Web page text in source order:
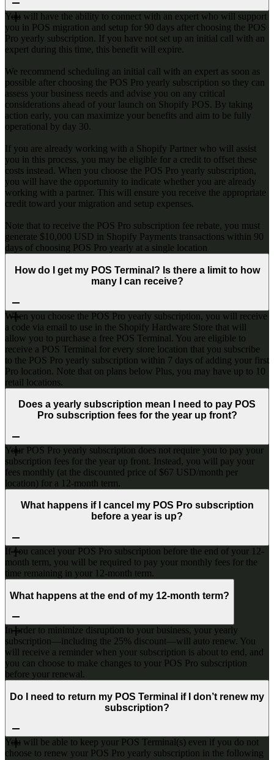
You will have the ability to connect with an expert who will support
you in POS migration and setup for 90 days after choosing the POS
Pro yearly subscription. If you have not set up an initial call with an
expert during this time, this benefit will expire.
We recommend scheduling an initial call with an expert as soon as
possible after choosing the POS Pro yearly subscription so they can
assess your business needs and advise you on any critical
considerations ahead of your launch on Shopify POS. By taking
action early, you can maximize your benefits and aim to be fully
operational by day 30.
If you are already working with a Shopify Partner who will assist
you in this process, you may be eligible for a credit to offset these
costs instead. When you choose the POS Pro yearly subscription,
you will have the opportunity to indicate whether you are already
working with a partner. This will ensure you receive the appropriate
credit toward your migration and setup expenses.
Note that to receive the POS Pro subscription fee rebate, you must
generate $10,000 USD in Shopify Payments transactions within 90
days of choosing POS Pro yearly at a single location
How do I get my POS Terminal? Is there a limit to how
many I can receive?
When you choose the POS Pro yearly subscription, you will receive
a code via email to use in the Shopify Hardware Store that will
allow you to purchase a free POS Terminal. You are eligible to
receive a POS Terminal for every store location that you subscribe
to the POS Pro yearly subscription within 7 days of adding your first
Pro location. Note that on plans below Plus, you may have up to 10
retail locations.
Does a yearly subscription mean I need to pay POS
Pro subscription fees for the year up front?
Your POS Pro yearly subscription does not require you to pay your
subscription fees for the year up front. Instead, you will pay your
fees monthly (at the discounted price of $67 USD/month per
location) for a 12-month term.
What happens if I cancel my POS Pro subscription
before a year is up?
If you cancel your POS Pro subscription before the end of your 12-
month term, you will be required to pay your monthly fees for the
time remaining in your 12-month term.
What happens at the end of my 12-month term?
In order to minimize disruption to your business, your yearly
subscription—including the 25% discount—will auto renew. You
will receive a reminder when your subscription is about to end, and
you can choose to make changes to your POS Pro subscription
before your renewal.
Do I need to return my POS Terminal if I don’t renew my
subscription?
You will be able to keep your POS Terminal(s) even if you do not
choose to renew your POS Pro yearly subscription in the following